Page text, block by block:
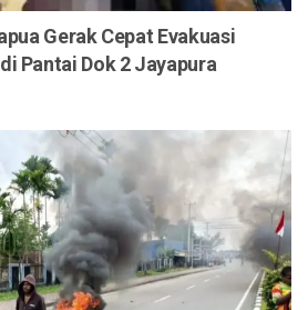
Gerak Cepat Evakuasi
Pantai Dok 2 Jayapura